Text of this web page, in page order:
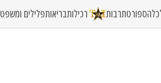
ספורטתרבות רכילותבריאותפלילים ומשפט